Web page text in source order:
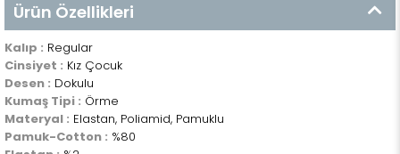
Ürün Özellikleri
Kalıp : Regular
Cinsiyet : Kız Çocuk
Desen : Dokulu
Kumaş Tipi : Örme
Materyal : Elastan, Poliamid, Pamuklu
Pamuk-Cotton : %80